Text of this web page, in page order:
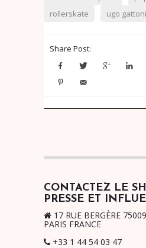
rollerskate
ugo gattoni
Share Post:
CONTACTEZ LE
PRESSE ET
17 RUE BERGÈRE
PARIS FRANCE
+33 1 44 54 03 47